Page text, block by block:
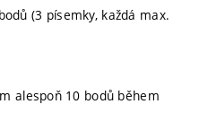
(3 písemky, každá max.
alespoň 10 bodů během